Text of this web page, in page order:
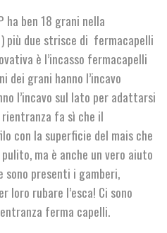
ha ben 18 grani nella
più due strisce di fermacapelli
è l’incasso fermacapelli
dei grani hanno l’incavo
l’incavo sul lato per adattarsi
fa sì che il
con la superficie del mais che
ma è anche un vero aiuto
sono presenti i gamberi,
loro rubare l’esca! Ci sono
ferma capelli.